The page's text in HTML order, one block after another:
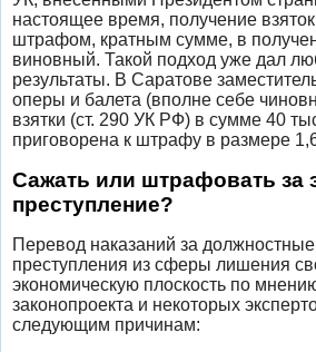
настоящее время, получение
штрафом, кратным сумме, в
виновный. Такой подход уже дал
результаты. В Саратове
оперы и балета (вполне себе
взятки (ст. 290 УК РФ) в сумме 40
приговорена к штрафу в размере
Сажать или штрафовать за
преступление?
Перевод наказаний за
преступления из сферы лишения
экономическую плоскость по
законопроекта и некоторых
следующим причинам: